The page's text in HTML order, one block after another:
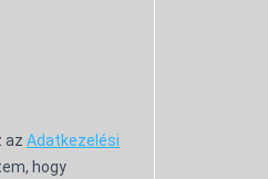
az Adatkezelési
hogy